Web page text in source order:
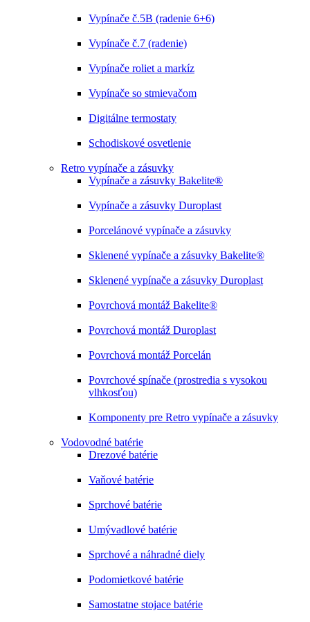
Vypínače č.5B (radenie 6+6)
Vypínače č.7 (radenie)
Vypínače roliet a markíz
Vypínače so stmievačom
Digitálne termostaty
Schodiskové osvetlenie
Retro vypínače a zásuvky
Vypínače a zásuvky Bakelite®
Vypínače a zásuvky Duroplast
Porcelánové vypínače a zásuvky
Sklenené vypínače a zásuvky Bakelite®
Sklenené vypínače a zásuvky Duroplast
Povrchová montáž Bakelite®
Povrchová montáž Duroplast
Povrchová montáž Porcelán
Povrchové spínače (prostredia s vysokou
vlhkosťou)
Komponenty pre Retro vypínače a zásuvky
Vodovodné batérie
Drezové batérie
Vaňové batérie
Sprchové batérie
Umývadlové batérie
Sprchové a náhradné diely
Podomietkové batérie
Samostatne stojace batérie